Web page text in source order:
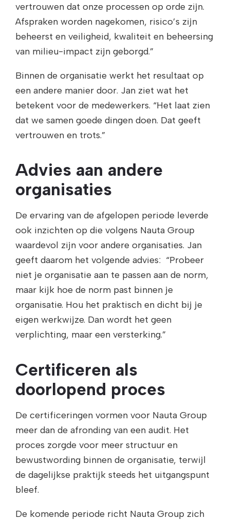
vertrouwen dat onze processen op orde zijn.
Afspraken worden nagekomen, risico’s zijn
beheerst en veiligheid, kwaliteit en beheersing
van milieu-impact zijn geborgd.”
Binnen de organisatie werkt het resultaat op
een andere manier door. Jan ziet wat het
betekent voor de medewerkers. “Het laat zien
dat we samen goede dingen doen. Dat geeft
vertrouwen en trots.”
Advies aan andere
organisaties
De ervaring van de afgelopen periode leverde
ook inzichten op die volgens Nauta Group
waardevol zijn voor andere organisaties. Jan
geeft daarom het volgende advies: “Probeer
niet je organisatie aan te passen aan de norm,
maar kijk hoe de norm past binnen je
organisatie. Hou het praktisch en dicht bij je
eigen werkwijze. Dan wordt het geen
verplichting, maar een versterking.”
Certificeren als
doorlopend proces
De certificeringen vormen voor Nauta Group
meer dan de afronding van een audit. Het
proces zorgde voor meer structuur en
bewustwording binnen de organisatie, terwijl
de dagelijkse praktijk steeds het uitgangspunt
bleef.
De komende periode richt Nauta Group zich